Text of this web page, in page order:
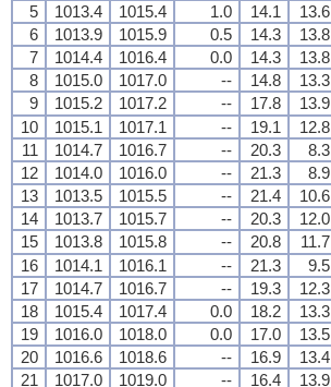
5
1013.4 1015.4 1.0 14.1 13.6
6
1013.9 1015.9 0.5 14.3 13.8
7
1014.4 1016.4 0.0 14.3 13.8
8
1015.0 1017.0 -- 14.8 13.3
9
1015.2 1017.2 -- 17.8 13.9
10
1015.1 1017.1 -- 19.1 12.8
11
1014.7 1016.7 -- 20.3 8.3
12
1014.0 1016.0 -- 21.3 8.9
13
1013.5 1015.5 -- 21.4 10.6
14
1013.7 1015.7 -- 20.3 12.0
15
1013.8 1015.8 -- 20.8 11.7
16
1014.1 1016.1 -- 21.3 9.5
17
1014.7 1016.7 -- 19.3 12.3
18
1015.4 1017.4 0.0 18.2 13.3
19
1016.0 1018.0 0.0 17.0 13.5
20
1016.6 1018.6 -- 16.9 13.4
21
1017.0 1019.0 -- 16.4 13.9